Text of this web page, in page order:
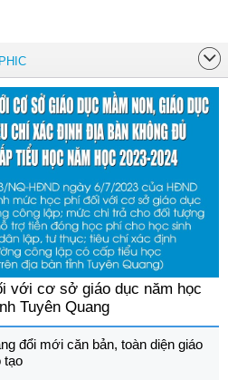
với cơ sở giáo dục năm học
Tuyên Quang
đổi mới căn bản, toàn diện giáo
tạo